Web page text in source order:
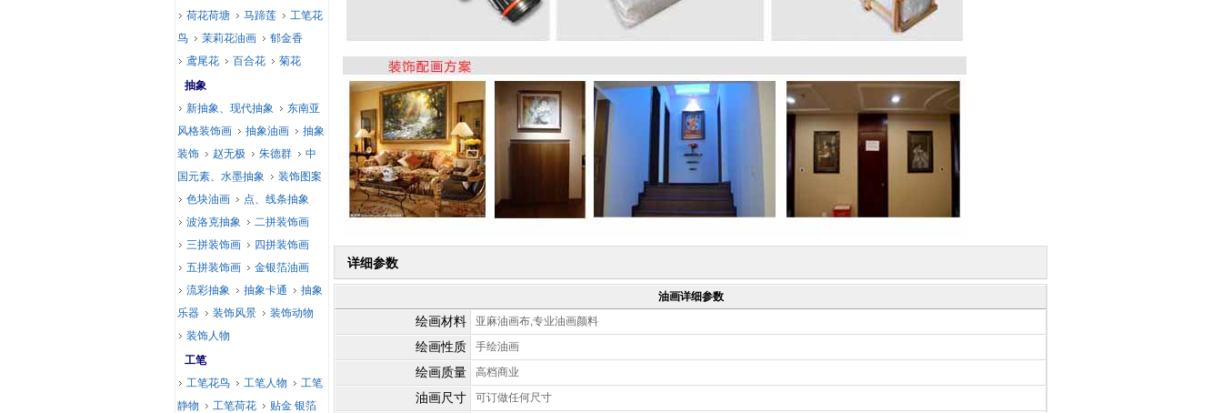
详细参数
油画详细参数
绘画材料 亚麻油画布,专业油画颜料
绘画性质 手绘油画
绘画质量 高档商业
油画尺寸 可订做任何尺寸
荷花荷塘
马蹄莲
工笔花
鸟
茉莉花油画
郁金香
鸢尾花
百合花
菊花
抽象
新抽象、现代抽象
东南亚
风格装饰画
抽象油画
抽象
装饰
赵无极 朱德群
中
国元素、水墨抽象
装饰图案
色块油画
点、线条抽象
波洛克抽象
二拼装饰画
三拼装饰画
四拼装饰画
五拼装饰画
金银箔油画
流彩抽象
抽象卡通
抽象
乐器
装饰风景
装饰动物
装饰人物
工笔
工笔花鸟
工笔人物
工笔
静物
工笔荷花
贴金 银箔